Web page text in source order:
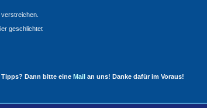
geschlichtet
Dann bitte eine Mail an uns! Danke dafür im Voraus!